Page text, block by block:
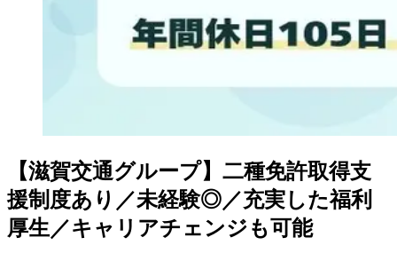
【滋賀交通グループ】二種免許取得支
援制度あり／未経験◎／充実した福利
厚生／キャリアチェンジも可能